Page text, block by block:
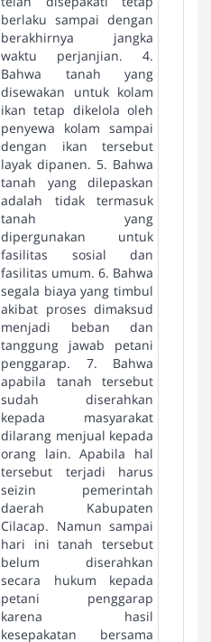
berlaku sampai dengan
berakhirnya jangka
waktu perjanjian. 4.
Bahwa tanah yang
disewakan untuk kolam
ikan tetap dikelola oleh
penyewa kolam sampai
dengan ikan tersebut
layak dipanen. 5. Bahwa
tanah yang dilepaskan
adalah tidak termasuk
tanah yang
dipergunakan untuk
fasilitas sosial dan
fasilitas umum. 6. Bahwa
segala biaya yang timbul
akibat proses dimaksud
menjadi beban dan
tanggung jawab petani
penggarap. 7. Bahwa
apabila tanah tersebut
sudah diserahkan
kepada masyarakat
dilarang menjual kepada
orang lain. Apabila hal
tersebut terjadi harus
seizin pemerintah
daerah Kabupaten
Cilacap. Namun sampai
hari ini tanah tersebut
belum diserahkan
secara hukum kepada
petani penggarap
karena hasil
kesepakatan bersama